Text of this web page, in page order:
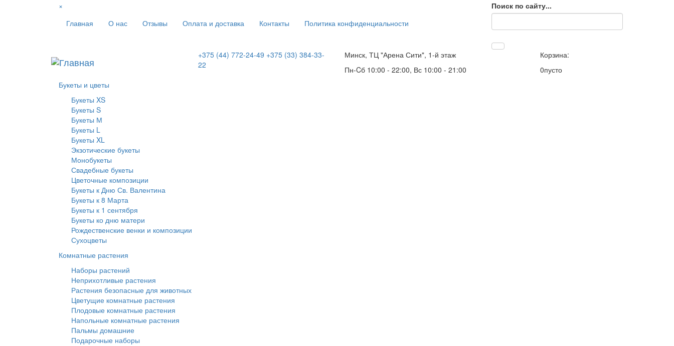
×
Главная
О нас Отзывы Оплата и доставка Контакты Политика конфиденциальности
Поиск по сайту...
+375 (44) 772-24-49 +375 (33) 384-33-
22
Минск, ТЦ "Арена Сити", 1-й этаж
Пн-Cб 10:00 - 22:00, Вс 10:00 - 21:00
Корзина:
0пусто
Букеты и цветы
Букеты XS
Букеты S
Букеты М
Букеты L
Букеты XL
Экзотические букеты
Монобукеты
Свадебные букеты
Цветочные композиции
Букеты к Дню Св. Валентина
Букеты к 8 Марта
Букеты к 1 сентября
Букеты ко дню матери
Рождественские венки и композиции
Сухоцветы
Комнатные растения
Наборы растений
Неприхотливые растения
Растения безопасные для животных
Цветущие комнатные растения
Плодовые комнатные растения
Напольные комнатные растения
Пальмы домашние
Подарочные наборы